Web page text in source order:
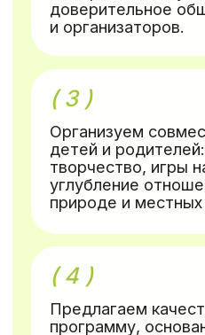
КАНИКУЛ
(расписание)
15-19 Июня